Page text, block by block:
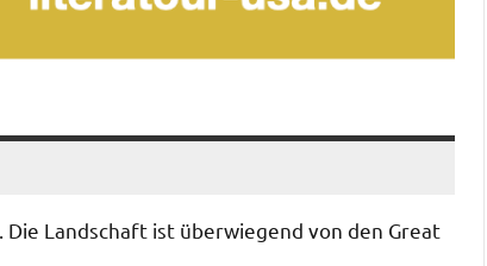
Landschaft ist überwiegend von den Great